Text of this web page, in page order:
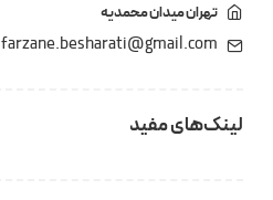
تهران میدان محمدیه
farzane.besharati@gmail.com
لینک‌های مفید